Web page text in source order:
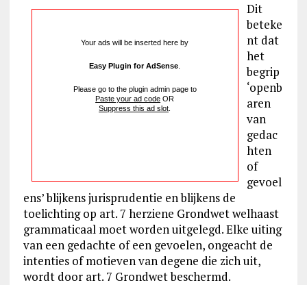
Your ads will be inserted here by
Easy Plugin for AdSense
Please go to the plugin admin page to
Paste your ad code OR
Suppress this ad slot
Dit
beteke
nt dat
het
begrip
‘openb
aren
van
gedac
hten
of
gevoel
ens’ blijkens jurisprudentie en blijkens de
toelichting op art. 7 herziene Grondwet welhaast
grammaticaal moet worden uitgelegd. Elke uiting
van een gedachte of een gevoelen, ongeacht de
intenties of motieven van degene die zich uit,
wordt door art. 7 Grondwet beschermd.